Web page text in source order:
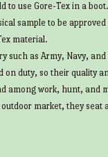
to use Gore-Tex in a
sample to be
material.
such as Army, Navy,
on duty, so their quality
among work, hunt, and
market, they seat